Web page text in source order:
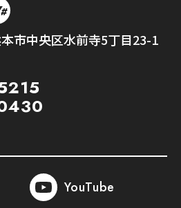
#
市中央区水前寺5丁目23-1
YouTube